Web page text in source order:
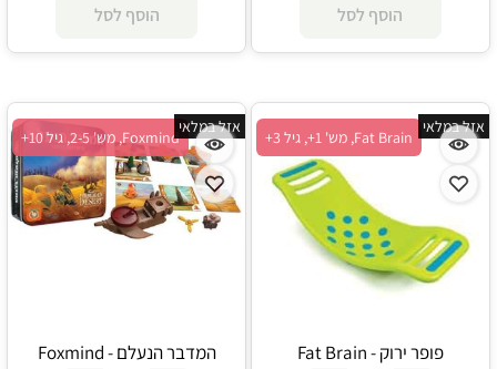
הוסף לסל הוסף לסל
Fat Brain, מש' 1+, גיל 3+
אזל במלאי
פופר ירוק - Fat Brain
Foxmind, מש' 2-5, גיל 10+
אזל במלאי
המדבר הנעלם - Foxmind